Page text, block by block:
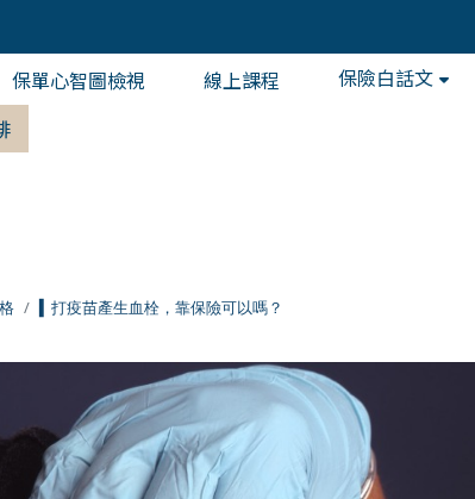
保單心智圖檢視 線上課程 保險白話文
▍打疫苗產生血栓，靠保險可以嗎？